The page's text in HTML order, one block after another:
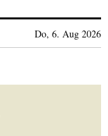
Do, 6. Aug 2026